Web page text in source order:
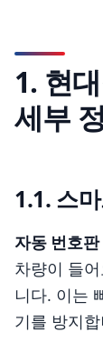
1. 현
세부
1.1. 스
자동 번호
차량이 들
니다. 이는
기를 방지